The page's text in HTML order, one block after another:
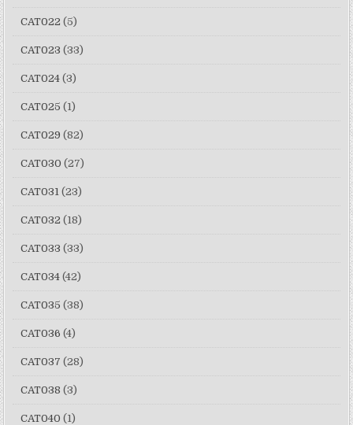
CAT022 (5)
CAT023 (33)
CAT024 (3)
CAT025 (1)
CAT029 (82)
CAT030 (27)
CAT031 (23)
CAT032 (18)
CAT033 (33)
CAT034 (42)
CAT035 (38)
CAT036 (4)
CAT037 (28)
CAT038 (3)
CAT040 (1)